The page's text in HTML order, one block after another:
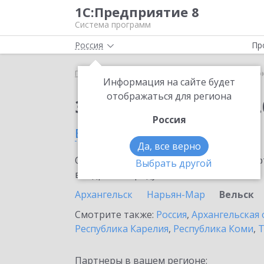
1С:Предприятие 8
Система программ
Россия
Информация на сайте будет
отображаться для региона
Россия
Да, все верно
Выбрать другой
Главная
Заказать 1С:Сверка
в Вельске
Ознакомьтесь с информационными
внедрение продукта.
Архангельск
Нарьян-Мар Вельск
Смотрите также: Россия, Архангельская
Республика Карелия, Республика Коми,
Партнеры в вашем регионе: